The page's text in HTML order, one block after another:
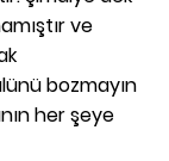
ve
bozmayın
her şeye